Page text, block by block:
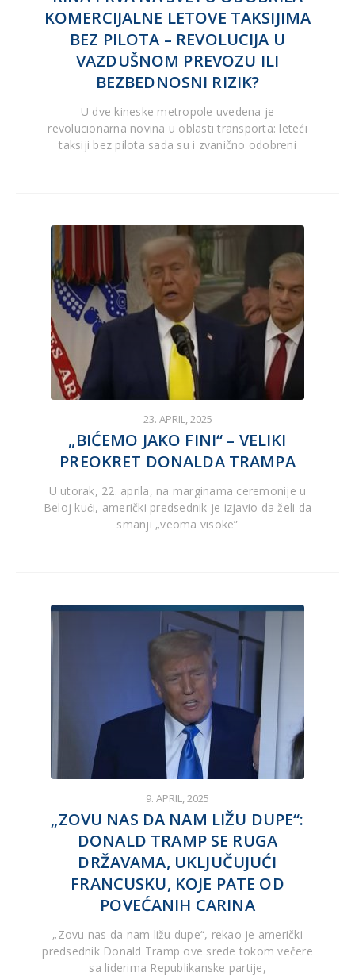
KOMERCIJALNE LETOVE TAKSIJIMA
BEZ PILOTA – REVOLUCIJA U
VAZDUŠNOM PREVOZU ILI
BEZBEDNOSNI RIZIK?
U dve kineske metropole uvedena je
revolucionarna novina u oblasti transporta: leteći
taksiji bez pilota sada su i zvanično odobreni
23. APRIL, 2025
„BIĆEMO JAKO FINI“ – VELIKI
PREOKRET DONALDA TRAMPA
U utorak, 22. aprila, na marginama ceremonije u
Beloj kući, američki predsednik je izjavio da želi da
smanji „veoma visoke”
9. APRIL, 2025
„ZOVU NAS DA NAM LIŽU DUPE“:
DONALD TRAMP SE RUGA
DRŽAVAMA, UKLJUČUJUĆI
FRANCUSKU, KOJE PATE OD
POVEĆANIH CARINA
„Zovu nas da nam ližu dupe“, rekao je američki
predsednik Donald Tramp ove srede tokom večere
sa liderima Republikanske partije,